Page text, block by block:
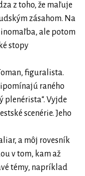
z toho, že maľuje
zásahom. Na
ale potom
stopy
figuralista.
raného
plenérista“. Vyjde
scenérie. Jeho
a môj rovesník
v tom, kam až
témy, napríklad